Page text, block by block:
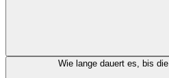
Wie lange dauert es, bis